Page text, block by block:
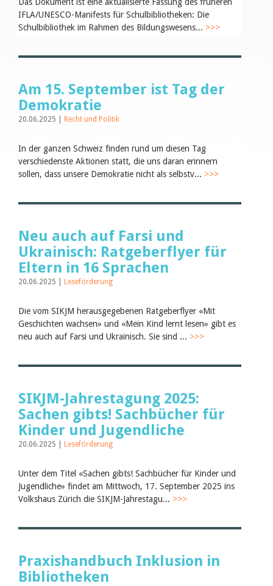
Aus aller Welt
Verschiedenes
Tags
Autoren
Birgit Libiszewski
Ursula Strahm
Sibylle Birrer
Javier Lopez
Céline Graf
Manuela Nyffeler-Lanker
Alle Autoren
Archiv
Juni 2026
Dezember 2025
November 2025
September 2025
März 2025
2024
2023
2022
2021
2017
2016
2015
2012
IFLA/UNESCO-Manifests für Schulbibliotheken: Die
Schulbibliothek im Rahmen des Bildungswesens... >>>
Am 15. September ist Tag der
Demokratie
20.06.2025 | Recht und Politik
In der ganzen Schweiz finden rund um diesen Tag
verschiedenste Aktionen statt, die uns daran erinnern
sollen, dass unsere Demokratie nicht als selbstv... >>>
Neu auch auf Farsi und
Ukrainisch: Ratgeberflyer für
Eltern in 16 Sprachen
20.06.2025 | Leseförderung
Die vom SIKJM herausgegebenen Ratgeberflyer «Mit
Geschichten wachsen» und «Mein Kind lernt lesen» gibt es
neu auch auf Farsi und Ukrainisch. Sie sind ... >>>
SIKJM-Jahrestagung 2025:
Sachen gibts! Sachbücher für
Kinder und Jugendliche
20.06.2025 | Leseförderung
Unter dem Titel «Sachen gibts! Sachbücher für Kinder und
Jugendliche» findet am Mittwoch, 17. September 2025 ins
Volkshaus Zürich die SIKJM-Jahrestagu... >>>
Praxishandbuch Inklusion in
Bibliotheken